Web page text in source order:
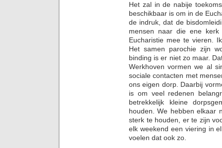
Het zal in de nabije
beschikbaar is om in de
de indruk, dat de
mensen naar die ene
Eucharistie mee te vieren.
Het samen parochie zijn
binding is er niet zo maar.
Werkhoven vormen we al
sociale contacten met
ons eigen dorp. Daarbij
is om veel redenen
betrekkelijk kleine
houden. We hebben elkaar
sterk te houden, er te zijn
elk weekend een viering in
voelen dat ook zo.